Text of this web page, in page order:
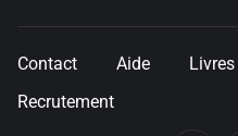
Contact Aide Livres
Recrutement